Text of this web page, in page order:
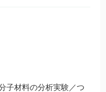
子材料の分析実験／つ